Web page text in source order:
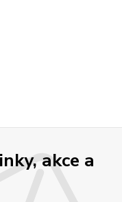
akce a